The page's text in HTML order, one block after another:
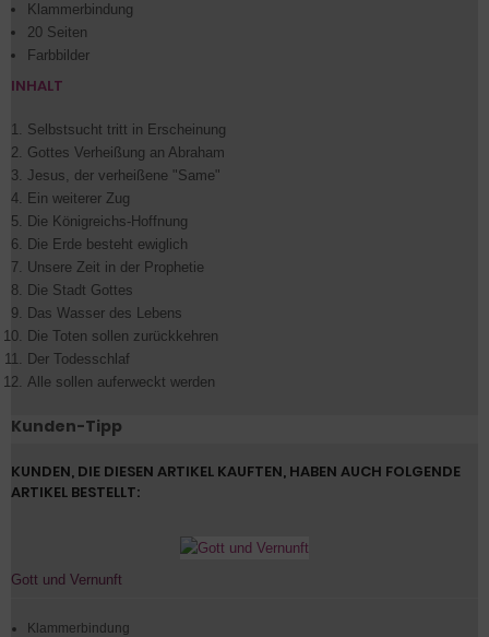
Klammerbindung
20 Seiten
Farbbilder
INHALT
Selbstsucht tritt in Erscheinung
Gottes Verheißung an Abraham
Jesus, der verheißene "Same"
Ein weiterer Zug
Die Königreichs-Hoffnung
Die Erde besteht ewiglich
Unsere Zeit in der Prophetie
Die Stadt Gottes
Das Wasser des Lebens
Die Toten sollen zurückkehren
Der Todesschlaf
Alle sollen auferweckt werden
Kunden-Tipp
KUNDEN, DIE DIESEN ARTIKEL KAUFTEN, HABEN AUCH FOLGENDE
ARTIKEL BESTELLT:
Gott und Vernunft
Klammerbindung